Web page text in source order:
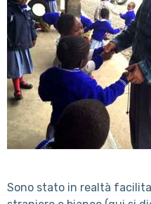
Sono stato in realtà